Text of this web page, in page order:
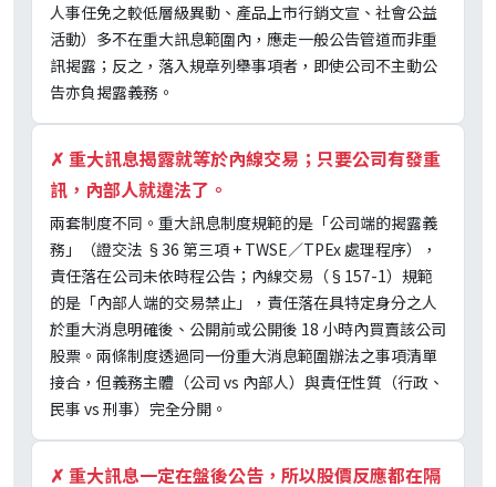
人事任免之較低層級異動、產品上市行銷文宣、社會公益
活動）多不在重大訊息範圍內，應走一般公告管道而非重
訊揭露；反之，落入規章列舉事項者，即使公司不主動公
告亦負揭露義務。
✗ 重大訊息揭露就等於內線交易；只要公司有發重
訊，內部人就違法了。
兩套制度不同。重大訊息制度規範的是「公司端的揭露義
務」（證交法 §36 第三項 + TWSE／TPEx 處理程序），
責任落在公司未依時程公告；內線交易（§157-1）規範
的是「內部人端的交易禁止」，責任落在具特定身分之人
於重大消息明確後、公開前或公開後 18 小時內買賣該公司
股票。兩條制度透過同一份重大消息範圍辦法之事項清單
接合，但義務主體（公司 vs 內部人）與責任性質（行政、
民事 vs 刑事）完全分開。
✗ 重大訊息一定在盤後公告，所以股價反應都在隔